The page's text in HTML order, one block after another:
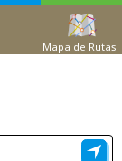
Mapa de Rutas